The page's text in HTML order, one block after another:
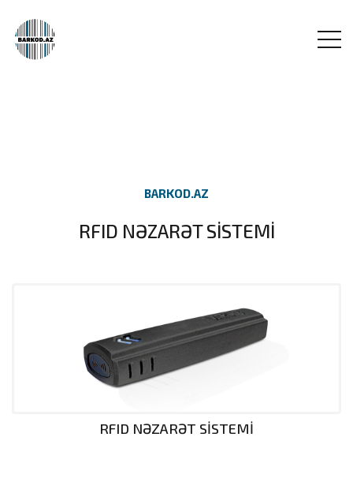
BARKOD.AZ
RFID NƏZARƏT SİSTEMİ
RFID NƏZARƏT SİSTEMİ